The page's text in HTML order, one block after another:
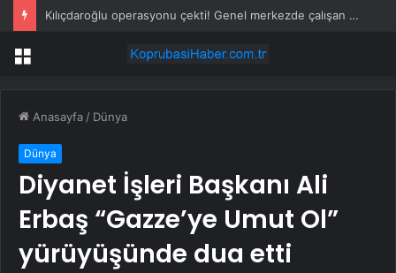
Çubuk’ta Müstakil Evde Yangın
Menü
Anasayfa / Dünya
Dünya
Diyanet İşleri Başkanı Ali
Erbaş “Gazze’ye Umut Ol”
yürüyüşünde dua etti